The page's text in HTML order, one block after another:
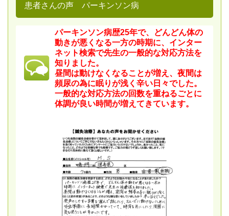
患者さんの声 パーキンソン病
パーキンソン病歴25年で、どんどん体の
動きが悪くなる一方の時期に、インター
ネット検索で先生の一般的な対応方法を
知りました。
昼間は動けなくなることが増え、夜間は
頻尿の為に眠りが浅く辛い日々でした。
一般的な対応方法の回数を重ねるごとに
体調が良い時間が増えてきています。